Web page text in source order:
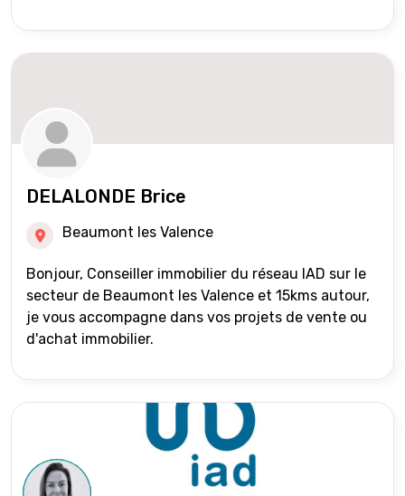
DELALONDE Brice
Beaumont les Valence
Bonjour, Conseiller immobilier du réseau IAD sur le
secteur de Beaumont les Valence et 15kms autour,
je vous accompagne dans vos projets de vente ou
d'achat immobilier.